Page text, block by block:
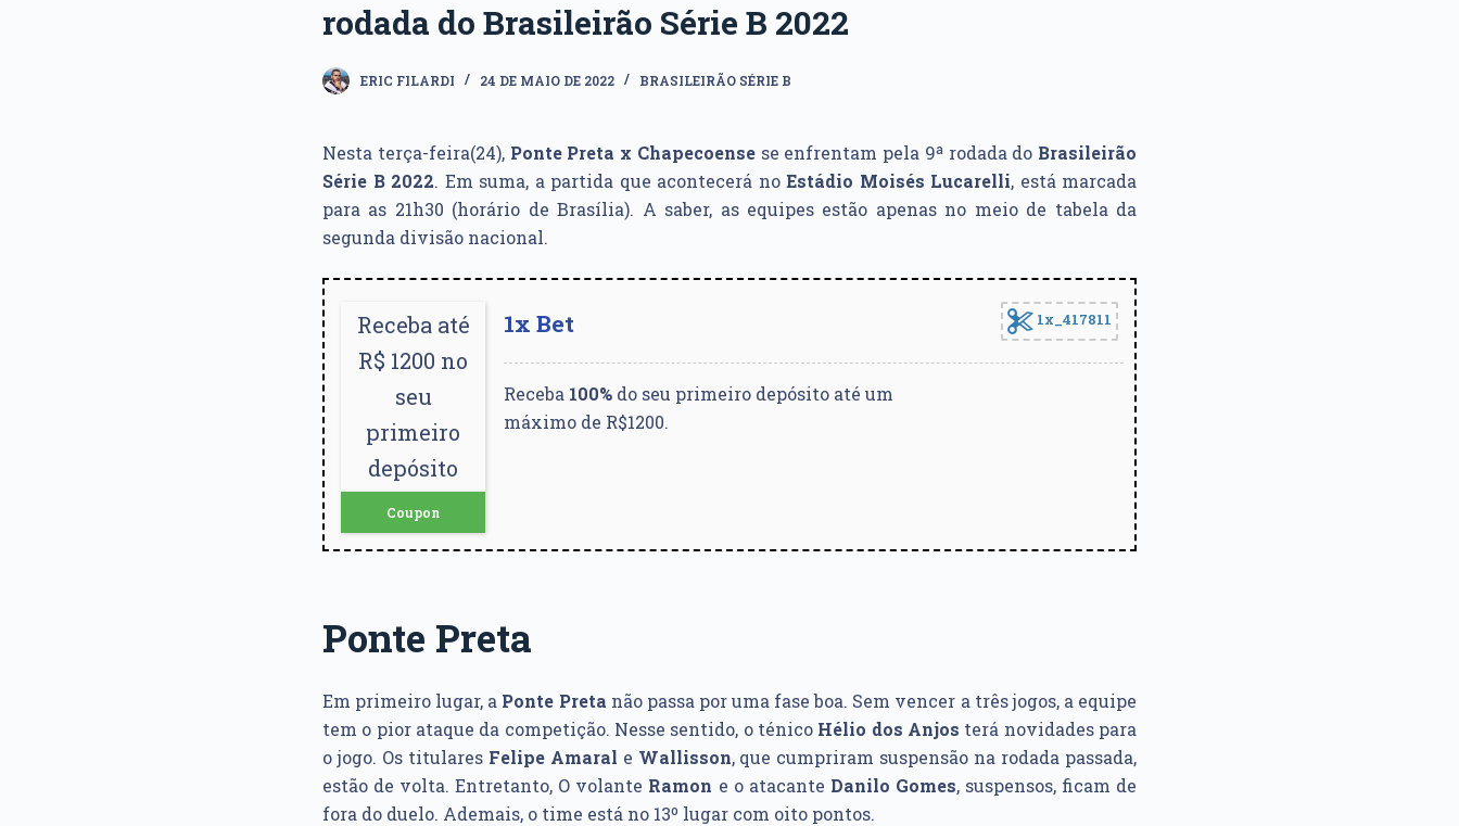
rodada do Brasileirão Série B 2022
ERIC FILARDI 24 DE MAIO DE 2022 BRASILEIRÃO SÉRIE B
Nesta terça-feira(24), Ponte Preta x Chapecoense se enfrentam pela 9ª rodada do Brasileirão
Série B 2022. Em suma, a partida que acontecerá no Estádio Moisés Lucarelli, está marcada
para as 21h30 (horário de Brasília). A saber, as equipes estão apenas no meio de tabela da
segunda divisão nacional.
Receba até
R$ 1200 no
seu
primeiro
depósito
Coupon
1x Bet 1x_417811
Receba 100% do seu primeiro depósito até um
máximo de R$1200.
Ponte Preta
Em primeiro lugar, a Ponte Preta não passa por uma fase boa. Sem vencer a três jogos, a equipe
tem o pior ataque da competição. Nesse sentido, o ténico Hélio dos Anjos terá novidades para
o jogo. Os titulares Felipe Amaral e Wallisson, que cumpriram suspensão na rodada passada,
estão de volta. Entretanto, O volante Ramon e o atacante Danilo Gomes, suspensos, ficam de
fora do duelo. Ademais, o time está no 13º lugar com oito pontos.